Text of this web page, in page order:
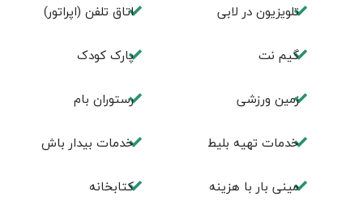
تلویزیون در لابی اتاق تلفن (اپراتور)
گیم نت پارک کودک
زمین ورزشی رستوران بام
خدمات تهيه بليط خدمات بیدار باش
مینی بار با هزینه كتابخانه